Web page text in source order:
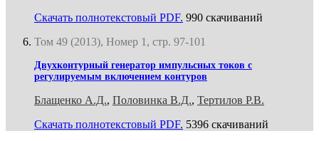
Скачать полнотекстовый PDF. 990 скачиваний
Том 49 (2013), Номер 1, стр. 97-101
Двухконтурный генератор импульсных токов с
регулируемым включением контуров
Блащенко А.Д., Половинка В.Д., Тертилов Р.В.
Скачать полнотекстовый PDF. 5396 скачиваний